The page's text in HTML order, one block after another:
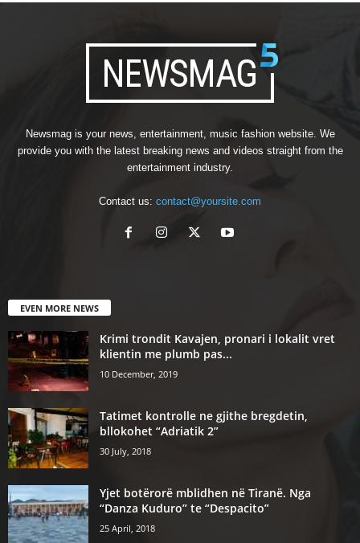
Newsmag is your news, entertainment, music fashion website. We
provide you with the latest breaking news and videos straight from the
entertainment industry.
Contact us: contact@yoursite.com
EVEN MORE NEWS
Krimi trondit Kavajen, pronari i lokalit vret
klientin me plumb pas...
10 December, 2019
Tatimet kontrolle ne gjithe bregdetin,
bllokohet “Adriatik 2”
30 July, 2018
Yjet botërorë mblidhen në Tiranë. Nga
“Danza Kuduro” te “Despacito”
25 April, 2018